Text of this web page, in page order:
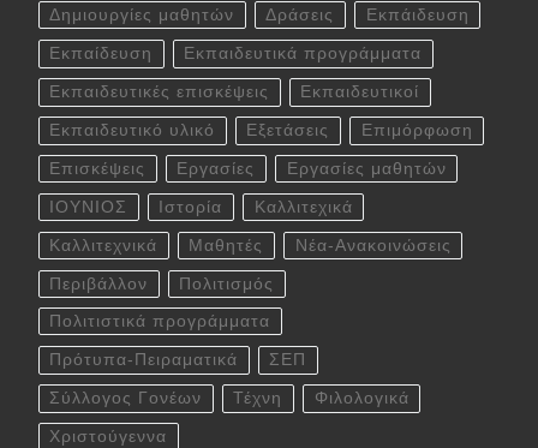
Δημιουργίες μαθητών Δράσεις Εκπάιδευση
Εκπαίδευση Εκπαιδευτικά προγράμματα
Εκπαιδευτικές επισκέψεις Εκπαιδευτικοί
Εκπαιδευτικό υλικό Εξετάσεις Επιμόρφωση
Επισκέψεις Εργασίες Εργασίες μαθητών
ΙΟΥΝΙΟΣ Ιστορία Καλλιτεχικά
Καλλιτεχνικά Μαθητές Νέα-Ανακοινώσεις
Περιβάλλον Πολιτισμός
Πολιτιστικά προγράμματα
Πρότυπα-Πειραματικά ΣΕΠ
Σύλλογος Γονέων Τέχνη Φιλολογικά
Χριστούγεννα